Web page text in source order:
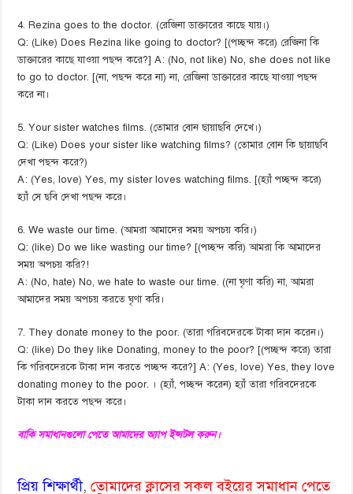
4. Rezina goes to the doctor. (রেজিনা ডাক্তারের কাছে যায়।)
Q: (Like) Does Rezina like going to doctor? [(পচ্ছন্দ করে) রেজিনা কি
ডাক্তারের কাছে যাওয়া পছন্দ করে?] A: (No, not like) No, she does not like
to go to doctor. [(না, পছন্দ করে না) না, রেজিনা ডাক্তারের কাছে যাওয়া পছন্দ
করে না।
5. Your sister watches films. (তোমার বোন ছায়াছবি দেখে।)
Q: (Like) Does your sister like watching films? (তোমার বোন কি ছায়াছবি
দেখা পছন্দ করে?)
A: (Yes, love) Yes, my sister loves watching films. [(হ্যাঁ পচ্ছন্দ করে)
হ্যাঁ সে ছবি দেখা পছন্দ করে।
6. We waste our time. (আমরা আমাদের সময় অপচয় করি।)
Q: (like) Do we like wasting our time? [(পচ্ছন্দ করি) আমরা কি আমাদের
সময় অপচয় করি?!
A: (No, hate) No, we hate to waste our time. ((না ঘৃণা করি) না, আমরা
আমাদের সময় অপচয় করতে ঘৃণা করি।
7. They donate money to the poor. (তারা গরিবদেরকে টাকা দান করেন।)
Q: (like) Do they like Donating, money to the poor? [(পচ্ছন্দ করে) তারা
কি গরিবদেরকে টাকা দান করতে পচ্ছন্দ করে?] A: (Yes, love) Yes, they love
donating money to the poor. । (হ্যাঁ, পচ্ছন্দ করেন) হ্যাঁ তারা গরিবদেরকে
টাকা দান করতে পছন্দ করে।
বাকি সমাধানগুলো পেতে আমাদের অ্যাপ ইন্সটল করুন।
প্রিয় শিক্ষার্থী,তোমাদের ক্লাসের সকল বইয়ের সমাধান পেতে